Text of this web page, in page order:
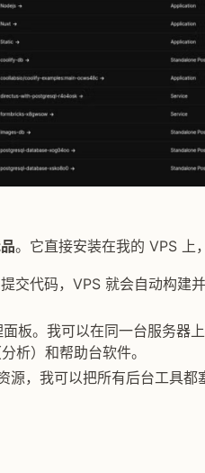
。它直接安装在我的 VPS 上
交代码，VPS 就会自动构建
板。我可以在同一台服务器
析）和帮助台软件。
源，我可以把所有后台工具都